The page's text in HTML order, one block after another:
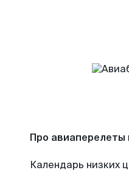
Про
Календарь низких